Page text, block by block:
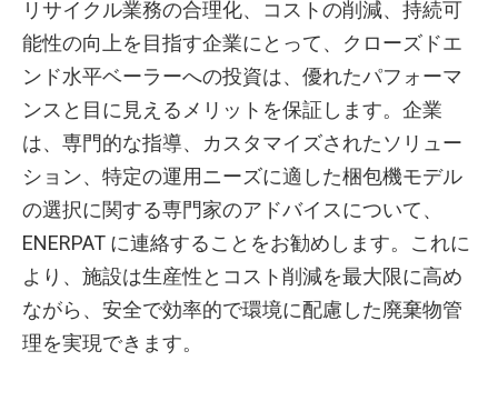
リサイクル業務の合理化、コストの削減、持続可
能性の向上を目指す企業にとって、クローズドエ
ンド水平ベーラーへの投資は、優れたパフォーマ
ンスと目に見えるメリットを保証します。企業
は、専門的な指導、カスタマイズされたソリュー
ション、特定の運用ニーズに適した梱包機モデル
の選択に関する専門家のアドバイスについて、
ENERPAT に連絡することをお勧めします。これに
より、施設は生産性とコスト削減を最大限に高め
ながら、安全で効率的で環境に配慮した廃棄物管
理を実現できます。